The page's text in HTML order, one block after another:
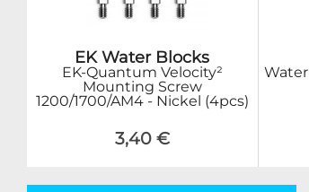
EK Water Blocks
EK-Quantum Velocity²
Mounting Screw
1200/1700/AM4 - Nickel (4pcs)
3,40 €